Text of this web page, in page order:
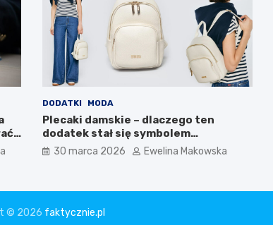
i
DODATKI MODA
Plecaki damskie – dlaczego ten
dodatek stał się symbolem
nowoczesnej wygody i kobiecego
30 marca 2026 Ewelina Makowska
© 2026 faktycznie.pl